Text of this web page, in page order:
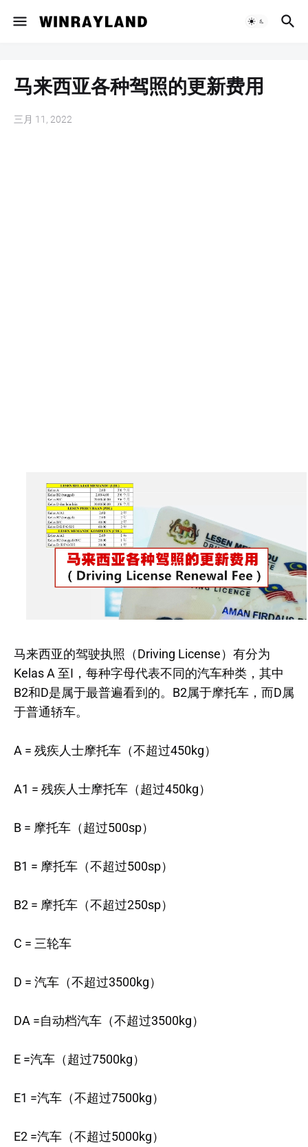
马来西亚各种驾照的更新费用
三月 11, 2022
马来西亚的驾驶执照（Driving License）有分为
Kelas A 至I，每种字母代表不同的汽车种类，其中
B2和D是属于最普遍看到的。B2属于摩托车，而D属
于普通轿车。
A = 残疾人士摩托车（不超过450kg）
A1 = 残疾人士摩托车（超过450kg）
B = 摩托车（超过500sp）
B1 = 摩托车（不超过500sp）
B2 = 摩托车（不超过250sp）
C = 三轮车
D = 汽车（不超过3500kg）
DA =自动档汽车（不超过3500kg）
E =汽车（超过7500kg）
E1 =汽车（不超过7500kg）
E2 =汽车（不超过5000kg）